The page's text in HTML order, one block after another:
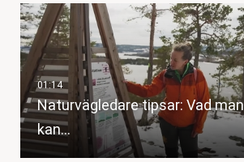
Naturvägledare tipsar: Vad man
kan…